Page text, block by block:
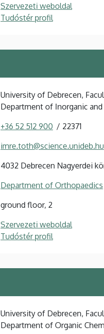
Szervezeti weboldal
Tudóstér profil
University of Debrecen,
Department of Inorganic
+36 52 512 900 22371
imre.toth@science.unideb.hu
4032 Debrecen Nagyerdei
Department of Orthopaedics
ground floor, 2
Szervezeti weboldal
Tudóstér profil
University of Debrecen,
Department of Organic